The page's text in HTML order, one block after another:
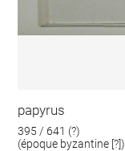
papyrus
395 / 641 (?)
(époque byzantine [?])